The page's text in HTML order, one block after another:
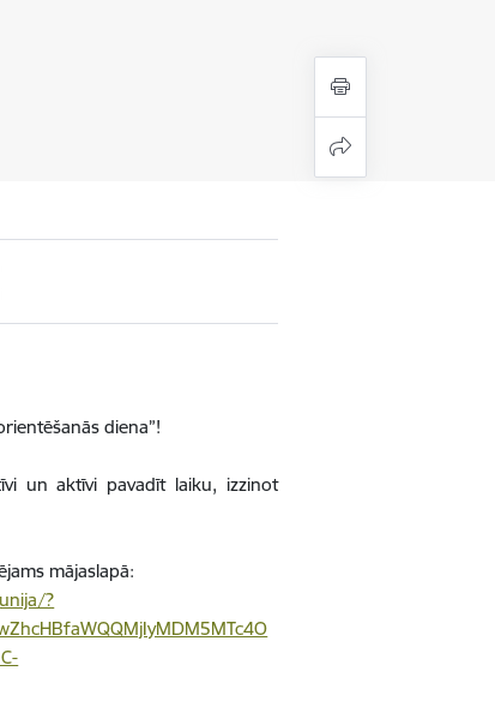
diena”!
un aktīvi pavadīt laiku, izzinot
mājaslapā:
?